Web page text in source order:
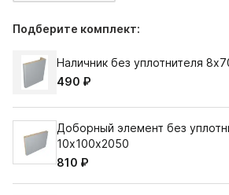
Подберите комплект:
Наличник без уплотнителя
490 ₽
Доборный элемент без
10х100х2050
810 ₽